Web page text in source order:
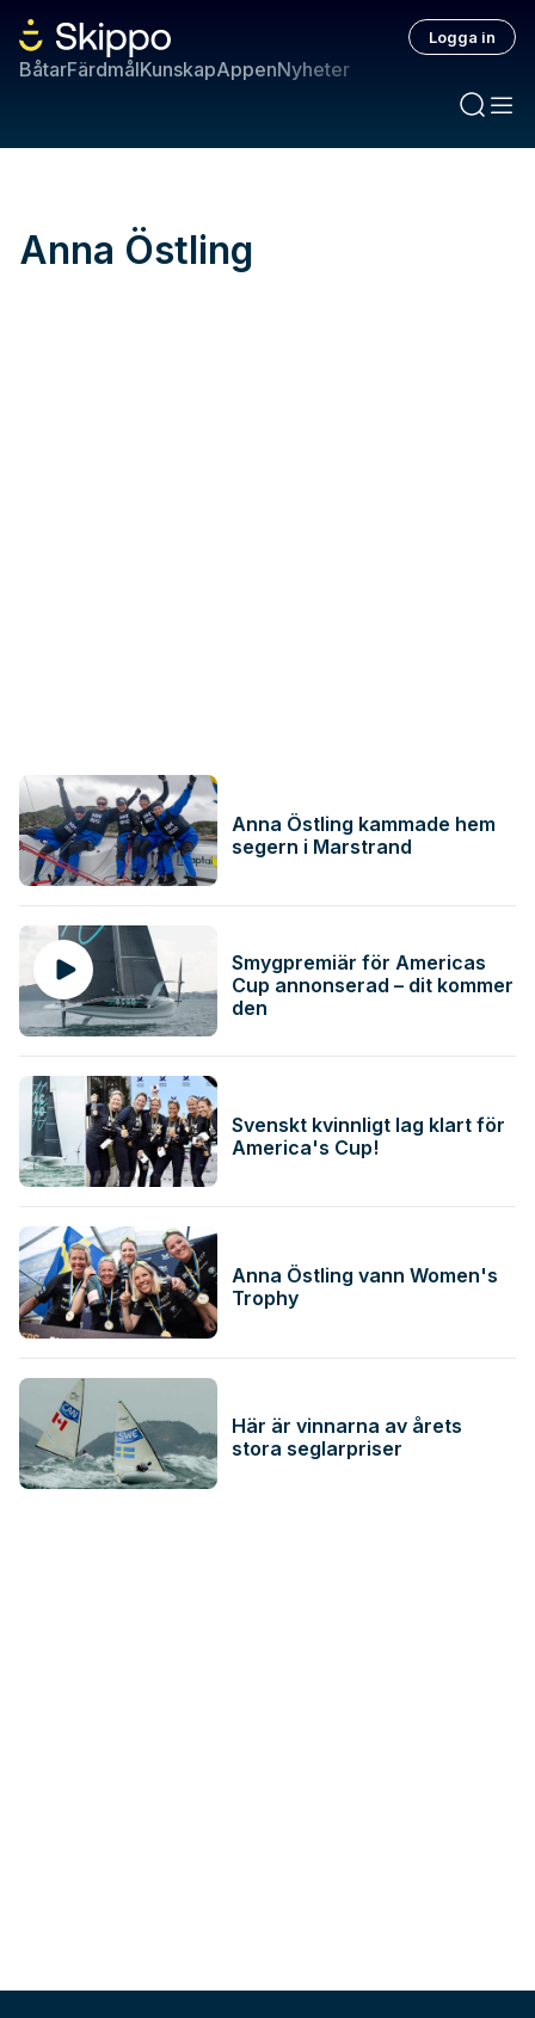
BåtarFärdmålKunskapAppenNyheter
Logga in
Anna Östling
Anna Östling kammade hem
segern i Marstrand
Smygpremiär för Americas
Cup annonserad – dit kommer
den
Svenskt kvinnligt lag klart för
America's Cup!
Anna Östling vann Women's
Trophy
Här är vinnarna av årets
stora seglarpriser